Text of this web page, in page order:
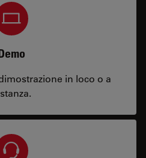
in loco o a